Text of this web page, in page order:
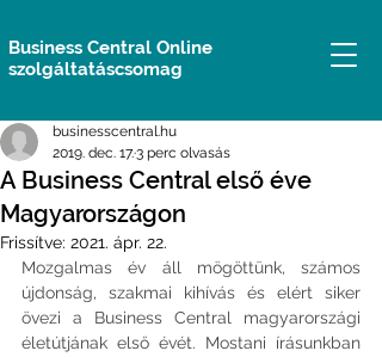
Business Central Online
szolgáltatáscsomag
A Business Central első éve
Magyarországon
businesscentral.hu
2019. dec. 17.3 perc olvasás
Frissítve: 2021. ápr. 22.
Mozgalmas év áll mögöttünk, számos
újdonság, szakmai kihívás és elért siker
övezi a Business Central magyarországi
életútjának első évét. Mostani írásunkban